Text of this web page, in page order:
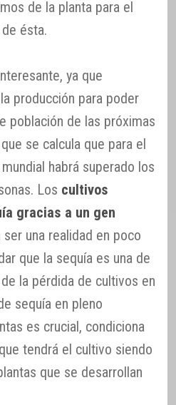
de la planta para el
ésta.
ya que
producción para poder
población de las próximas
se calcula que para el
habrá superado los
Los cultivos
gracias a un gen
ser una realidad en poco
que la sequía es una de
la pérdida de cultivos en
sequía en pleno
es crucial, condiciona
tendrá el cultivo siendo
que se desarrollan